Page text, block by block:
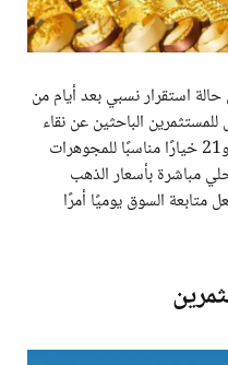
استقرار نسبي بعد أيام من
24 الخيار الأفضل للمستثمرين الباحثين عن نقاء
وقيمة استثمارية عالية، بينما يظل 22 و21 خيارًا مناسبًا للمجوهرات
مباشرة بأسعار الذهب
متابعة السوق يوميًا أمرًا